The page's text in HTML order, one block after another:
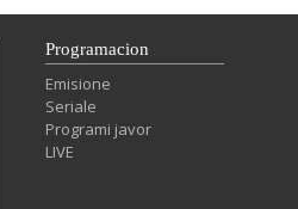
Programacion
Emisione
Seriale
Programi javor
LIVE